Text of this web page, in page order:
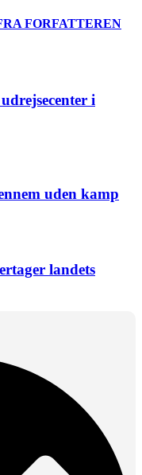
FORFATTEREN
i
uden kamp
landets